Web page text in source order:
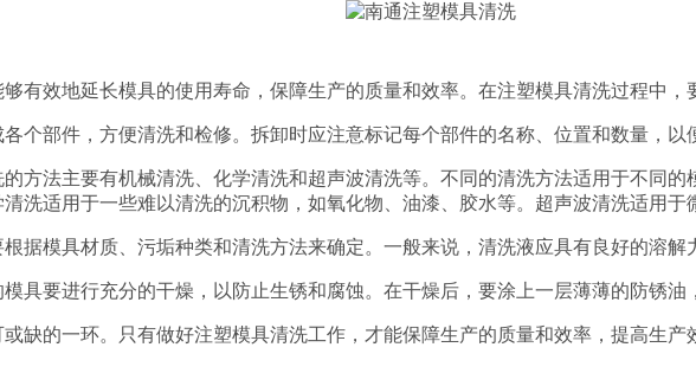
有效地延长模具的使用寿命，保障生产的质量和效率。在注塑模具清洗过程中
个部件，方便清洗和检修。拆卸时应注意标记每个部件的名称、位置和数量，以
方法主要有机械清洗、化学清洗和超声波清洗等。不同的清洗方法适用于不同
洗适用于一些难以清洗的沉积物，如氧化物、油漆、胶水等。超声波清洗适用
据模具材质、污垢种类和清洗方法来确定。一般来说，清洗液应具有良好的溶
具要进行充分的干燥，以防止生锈和腐蚀。在干燥后，要涂上一层薄薄的防锈
缺的一环。只有做好注塑模具清洗工作，才能保障生产的质量和效率，提高生产